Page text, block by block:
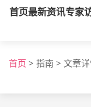
首页最新资讯专家
首页 > 指南 > 文章